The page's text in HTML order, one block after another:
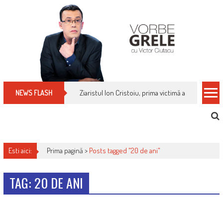
NEWS FLASH Ziaristul Ion Cristoiu, prima victimă a noi
Esti aici: Prima pagină > Posts tagged "20 de ani"
TAG: 20 DE ANI